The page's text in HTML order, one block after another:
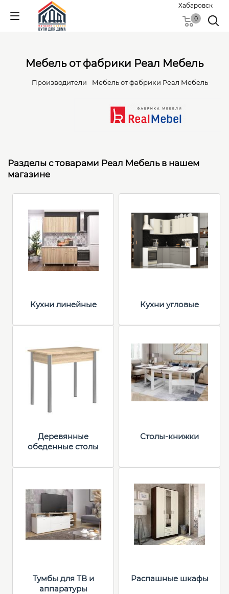
Хабаровск
0
Мебель от фабрики Реал Мебель
Производители Мебель от фабрики Реал Мебель
Разделы с товарами Реал Мебель в нашем
магазине
Кухни линейные Кухни угловые
Деревянные
обеденные столы
Столы-книжки
Тумбы для ТВ и
аппаратуры
Распашные шкафы